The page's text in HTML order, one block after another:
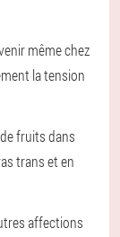
même chez
la tension
fruits dans
trans et en
affections